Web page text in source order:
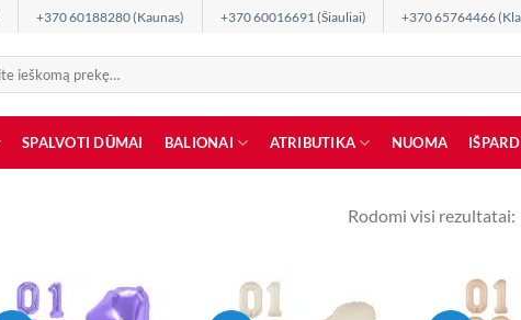
+370 60188280 (Kaunas) +370 60016691 (Šiauliai) +370 65764466
SPALVOTI DŪMAI BALIONAI ATRIBUTIKA NUOMA
Rodomi visi rezultatai: